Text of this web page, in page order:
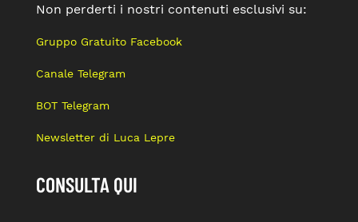
Non perderti i nostri contenuti esclusivi su:
Gruppo Gratuito Facebook
Canale Telegram
BOT Telegram
Newsletter di Luca Lepre
CONSULTA QUI